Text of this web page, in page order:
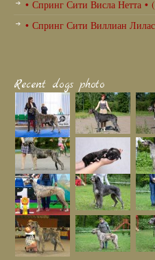
• Спринг Сити Висла Нетта •
• Спринг Сити Виллиан
Recent dogs photo